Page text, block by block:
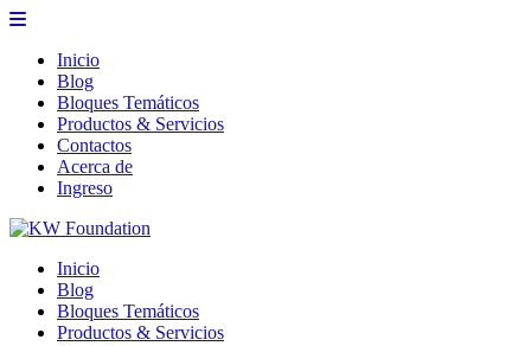
Inicio
Blog
Bloques Temáticos
Productos & Servicios
Contactos
Acerca de
Ingreso
Inicio
Blog
Bloques Temáticos
Productos & Servicios